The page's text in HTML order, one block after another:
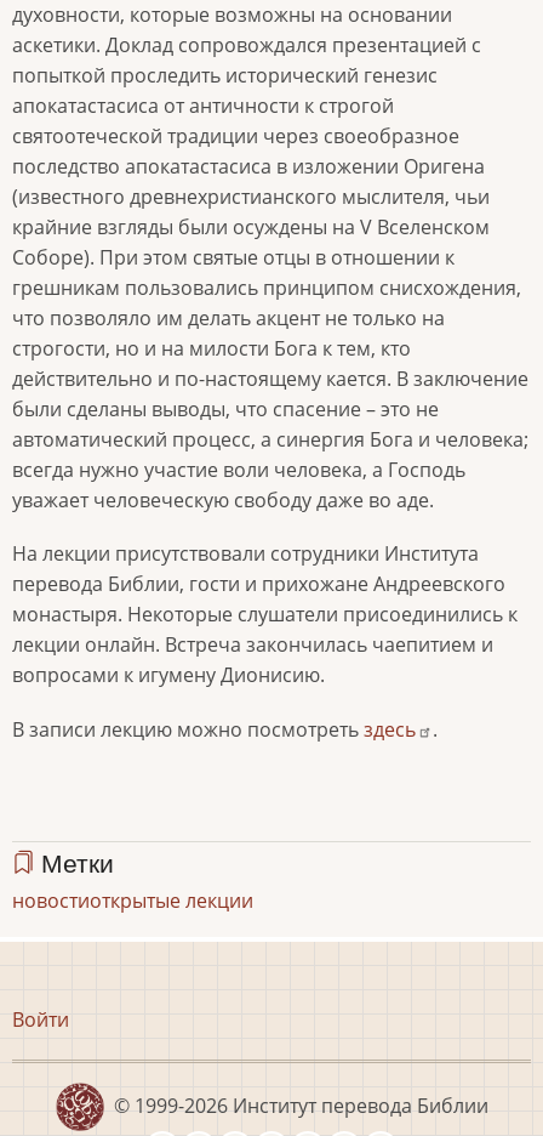
духовности, которые возможны на основании
аскетики. Доклад сопровождался презентацией с
попыткой проследить исторический генезис
апокатастасиса от античности к строгой
святоотеческой традиции через своеобразное
последство апокатастасиса в изложении Оригена
(известного древнехристианского мыслителя, чьи
крайние взгляды были осуждены на V Вселенском
Соборе). При этом святые отцы в отношении к
грешникам пользовались принципом снисхождения,
что позволяло им делать акцент не только на
строгости, но и на милости Бога к тем, кто
действительно и по-настоящему кается. В заключение
были сделаны выводы, что спасение – это не
автоматический процесс, а синергия Бога и человека;
всегда нужно участие воли человека, а Господь
уважает человеческую свободу даже во аде.
На лекции присутствовали сотрудники Института
перевода Библии, гости и прихожане Андреевского
монастыря. Некоторые слушатели присоединились к
лекции онлайн. Встреча закончилась чаепитием и
вопросами к игумену Дионисию.
В записи лекцию можно посмотретьздесь .
Метки
новостиоткрытые лекции
Меню
записи
пользователя
Войти
© 1999-2026 Институт перевода Библии